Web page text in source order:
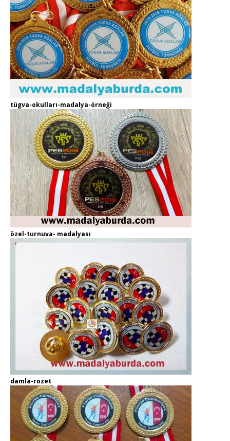
tügva-okulları-madalya-örneği
özel-turnuva- madalyası
damla-rozet